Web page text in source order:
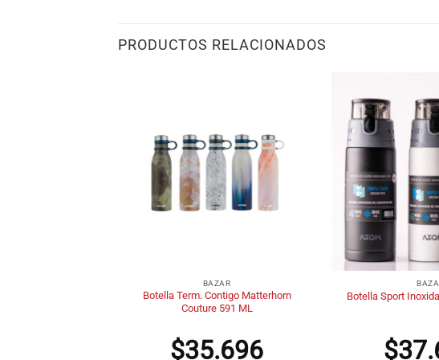
PRODUCTOS RELACIONADOS
BAZAR
Botella Term. Contigo Matterhorn
Couture 591 ML
$35.696
+
Botella Sport
$